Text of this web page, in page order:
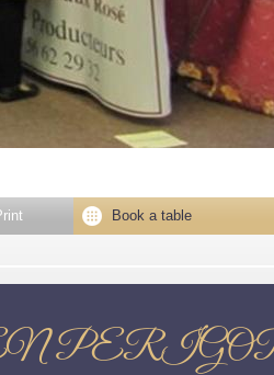
Book a table
EN